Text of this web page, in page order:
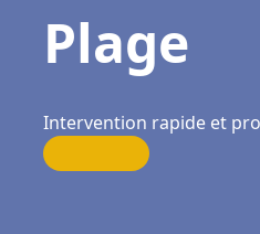
Plage
Intervention rapide et